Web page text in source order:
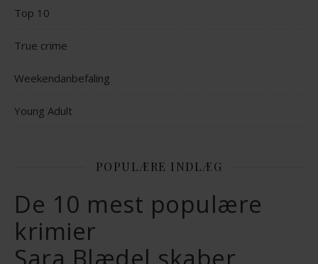
Top 10
True crime
Weekendanbefaling
Young Adult
POPULÆRE INDLÆG
De 10 mest populære
krimier